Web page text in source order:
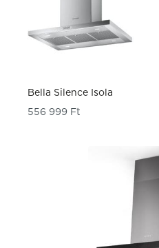
Bella Silence Isola
556 999 Ft